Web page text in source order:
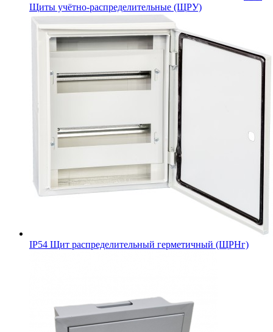
Щиты учётно-распределительные (ЩРУ)
IP54 Щит распределительный герметичный (ЩРНг)